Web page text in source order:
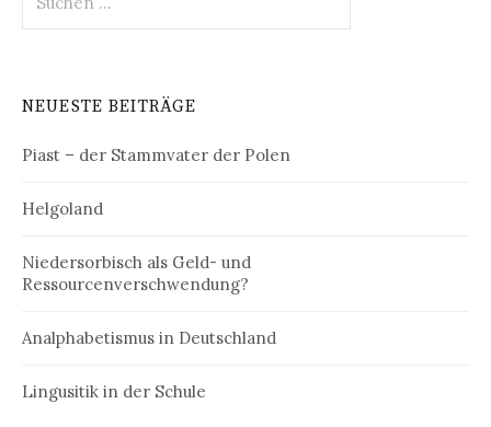
nach:
NEUESTE BEITRÄGE
Piast – der Stammvater der Polen
Helgoland
Niedersorbisch als Geld- und
Ressourcenverschwendung?
Analphabetismus in Deutschland
Lingusitik in der Schule